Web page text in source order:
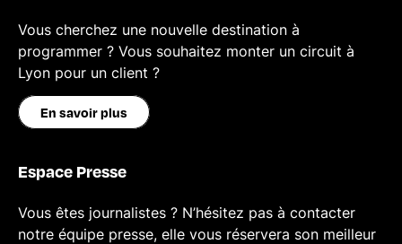
Vous cherchez une nouvelle destination à
programmer ? Vous souhaitez monter un circuit à
Lyon pour un client ?
En savoir plus
Espace Presse
Vous êtes journalistes ? N’hésitez pas à contacter
notre équipe presse, elle vous réservera son meilleur